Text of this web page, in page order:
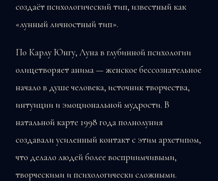
создаёт психологический тип, известный как
«лунный личностный тип».
По Карлу Юнгу, Луна в глубинной психологии
олицетворяет анима — женское бессознательное
начало в душе человека, источник творчества,
интуиции и эмоциональной мудрости. В
натальной карте 1998 года полнолуния
создавали усиленный контакт с этим архетипом,
что делало людей более восприимчивыми,
творческими и психологически сложными.